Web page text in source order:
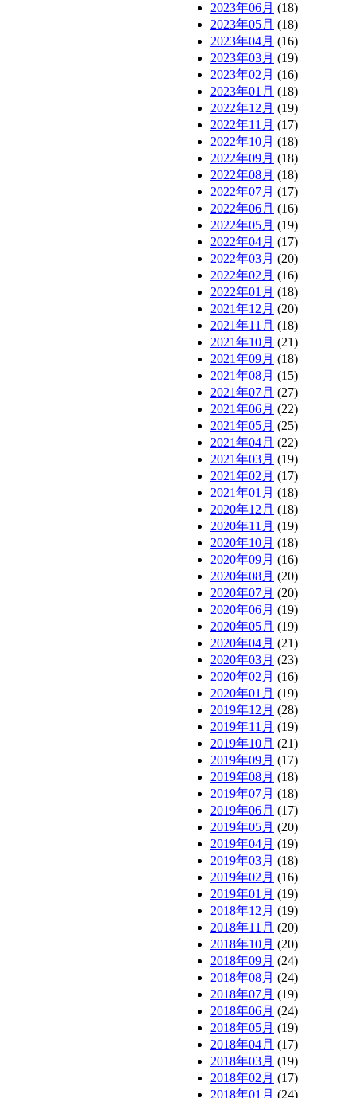
2023年06月 (18)
2023年05月 (18)
2023年04月 (16)
2023年03月 (19)
2023年02月 (16)
2023年01月 (18)
2022年12月 (19)
2022年11月 (17)
2022年10月 (18)
2022年09月 (18)
2022年08月 (18)
2022年07月 (17)
2022年06月 (16)
2022年05月 (19)
2022年04月 (17)
2022年03月 (20)
2022年02月 (16)
2022年01月 (18)
2021年12月 (20)
2021年11月 (18)
2021年10月 (21)
2021年09月 (18)
2021年08月 (15)
2021年07月 (27)
2021年06月 (22)
2021年05月 (25)
2021年04月 (22)
2021年03月 (19)
2021年02月 (17)
2021年01月 (18)
2020年12月 (18)
2020年11月 (19)
2020年10月 (18)
2020年09月 (16)
2020年08月 (20)
2020年07月 (20)
2020年06月 (19)
2020年05月 (19)
2020年04月 (21)
2020年03月 (23)
2020年02月 (16)
2020年01月 (19)
2019年12月 (28)
2019年11月 (19)
2019年10月 (21)
2019年09月 (17)
2019年08月 (18)
2019年07月 (18)
2019年06月 (17)
2019年05月 (20)
2019年04月 (19)
2019年03月 (18)
2019年02月 (16)
2019年01月 (19)
2018年12月 (19)
2018年11月 (20)
2018年10月 (20)
2018年09月 (24)
2018年08月 (24)
2018年07月 (19)
2018年06月 (24)
2018年05月 (19)
2018年04月 (17)
2018年03月 (19)
2018年02月 (17)
2018年01月 (24)